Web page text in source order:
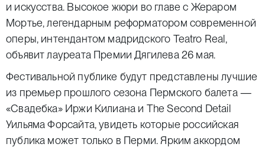
и искусства. Высокое жюри во главе с Жераром
Мортье, легендарным реформатором современной
оперы, интендантом мадридского Teatro Real,
объявит лауреата Премии Дягилева 26 мая.
Фестивальной публике будут представлены лучшие
из премьер прошлого сезона Пермского балета —
«Свадебка» Иржи Килиана и The Second Detail
Уильяма Форсайта, увидеть которые российская
публика может только в Перми. Ярким аккордом